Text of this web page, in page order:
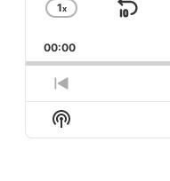
Change
Rate
1x
Skip
00:00
Previous
Episode
Show
Podcast